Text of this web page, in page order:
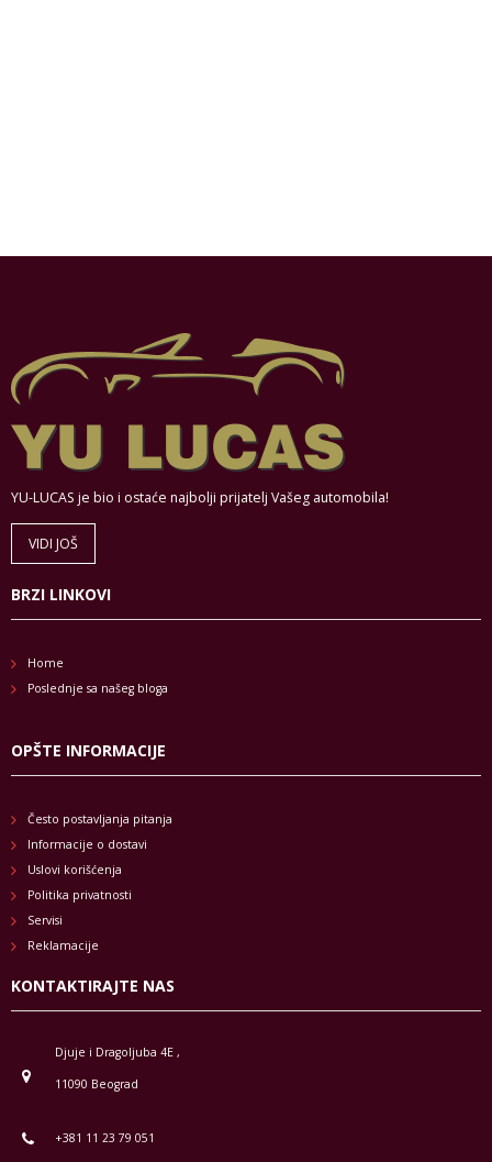
YU-LUCAS je bio i ostaće najbolji prijatelj Vašeg automobila!
VIDI JOŠ
BRZI LINKOVI
Home
Poslednje sa našeg bloga
OPŠTE INFORMACIJE
Često postavljanja pitanja
Informacije o dostavi
Uslovi korišćenja
Politika privatnosti
Servisi
Reklamacije
KONTAKTIRAJTE NAS
Djuje i Dragoljuba 4E ,
11090 Beograd
+381 11 23 79 051